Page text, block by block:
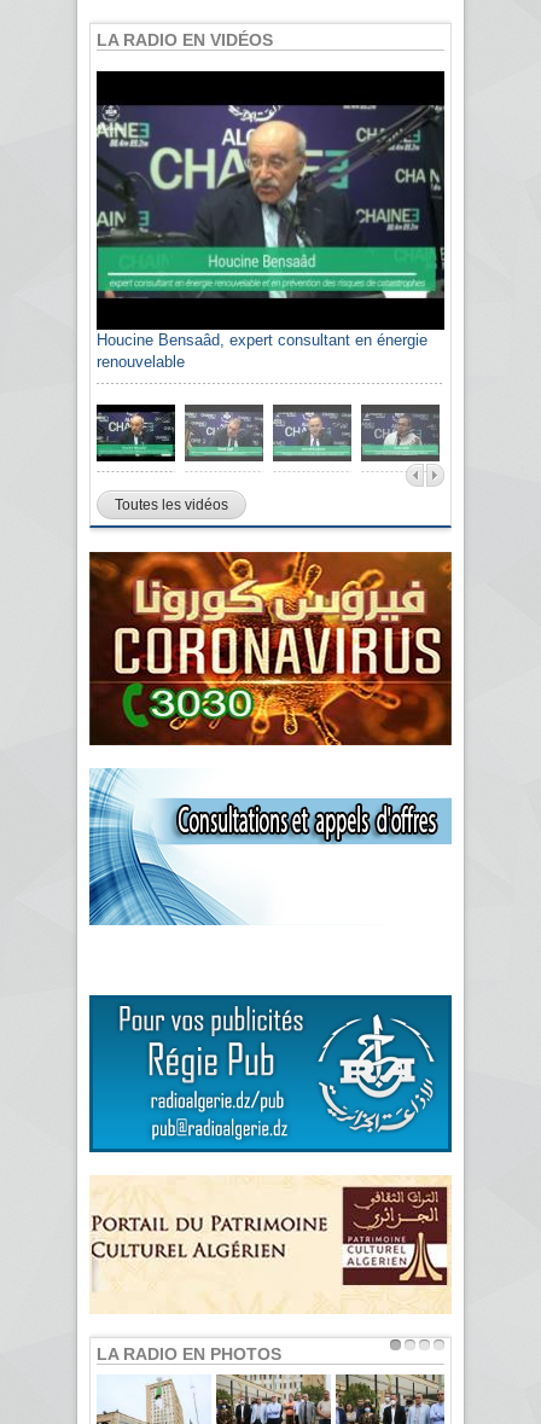
LA RADIO EN VIDÉOS
Houcine Bensaâd, expert consultant en énergie
renouvelable
Toutes les vidéos
LA RADIO EN PHOTOS